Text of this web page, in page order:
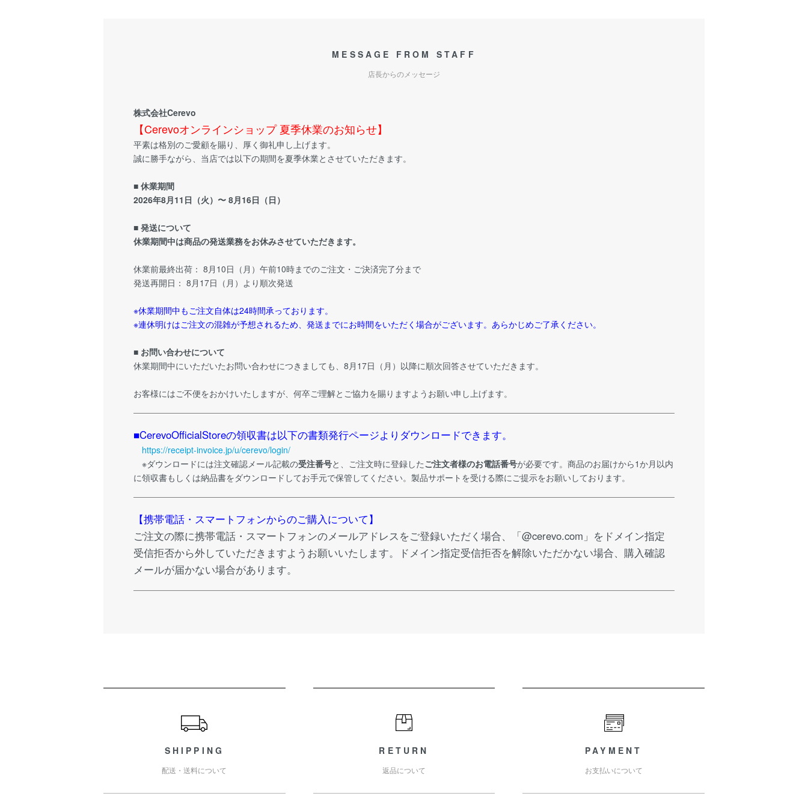
MESSAGE FROM STAFF
店長からのメッセージ
株式会社Cerevo
【Cerevoオンラインショップ 夏季休業のお知らせ】
平素は格別のご愛顧を賜り、厚く御礼申し上げます。
誠に勝手ながら、当店では以下の期間を夏季休業とさせていただきます。
■ 休業期間
2026年8月11日（火）〜 8月16日（日）
■ 発送について
休業期間中は商品の発送業務をお休みさせていただきます。
休業前最終出荷： 8月10日（月）午前10時までのご注文・ご決済完了分まで
発送再開日： 8月17日（月）より順次発送
※休業期間中もご注文自体は24時間承っております。
※連休明けはご注文の混雑が予想されるため、発送までにお時間をいただく場合がございます。あらかじめご了承ください。
■ お問い合わせについて
休業期間中にいただいたお問い合わせにつきましても、8月17日（月）以降に順次回答させていただきます。
お客様にはご不便をおかけいたしますが、何卒ご理解とご協力を賜りますようお願い申し上げます。
■CerevoOfficialStoreの領収書は以下の書類発行ページよりダウンロードできます。
https://receipt-invoice.jp/u/cerevo/login/
※ダウンロードには注文確認メール記載の受注番号と、ご注文時に登録したご注文者様のお電話番号が必要です。商品のお届けから1か月以内
に領収書もしくは納品書をダウンロードしてお手元で保管してください。製品サポートを受ける際にご提示をお願いしております。
【携帯電話・スマートフォンからのご購入について】
ご注文の際に携帯電話・スマートフォンのメールアドレスをご登録いただく場合、「@cerevo.com」をドメイン指定
受信拒否から外していただきますようお願いいたします。ドメイン指定受信拒否を解除いただかない場合、購入確認
メールが届かない場合があります。
SHIPPING
配送・送料について
RETURN
返品について
PAYMENT
お支払いについて